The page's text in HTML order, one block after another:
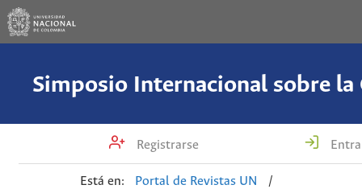
Registrarse
Está en: Portal de Revistas UN
/